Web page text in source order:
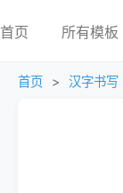
首页 所有模板
首页 > 汉字书写